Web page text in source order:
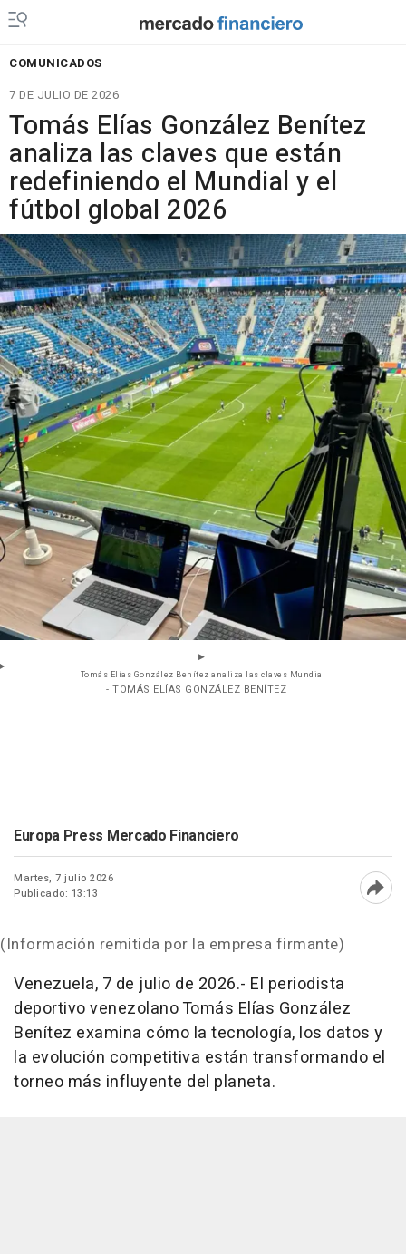
COMUNICADOS
7 DE JULIO DE 2026
Tomás Elías González Benítez
analiza las claves que están
redefiniendo el Mundial y el
fútbol global 2026
Tomás Elías González Benítez analiza las claves Mundial
- TOMÁS ELÍAS GONZÁLEZ BENÍTEZ
Europa Press Mercado Financiero
Martes, 7 julio 2026
Publicado: 13:13
(Información remitida por la empresa firmante)
Venezuela, 7 de julio de 2026.- El periodista
deportivo venezolano Tomás Elías González
Benítez examina cómo la tecnología, los datos y
la evolución competitiva están transformando el
torneo más influyente del planeta.